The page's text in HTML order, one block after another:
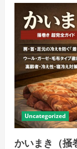
Uncategorized
かいまき（掻